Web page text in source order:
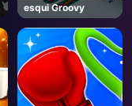
esqui Groovy